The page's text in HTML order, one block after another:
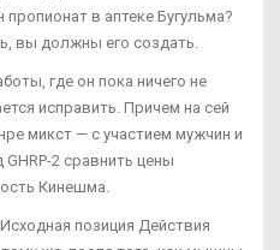
в аптеке Бугульма?
вы должны его создать.
где он пока ничего не
исправить. Причем на сей
микст — с участием мужчин и
2 сравнить цены
Кинешма.
позиция Действия